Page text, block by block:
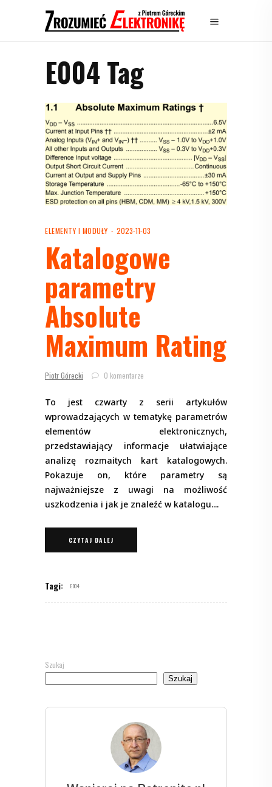
E004 Tag
ELEMENTY I MODUŁY 2023-11-03
Katalogowe
parametry
Absolute
Maximum Rating
Piotr Górecki 0 komentarze
To jest czwarty z serii artykułów
wprowadzających w tematykę parametrów
elementów elektronicznych,
przedstawiający informacje ułatwiające
analizę rozmaitych kart katalogowych.
Pokazuje on, które parametry są
najważniejsze z uwagi na możliwość
uszkodzenia i jak je znaleźć w katalogu.
CZYTAJ DALEJ
Tagi: E004
Szukaj
Szukaj